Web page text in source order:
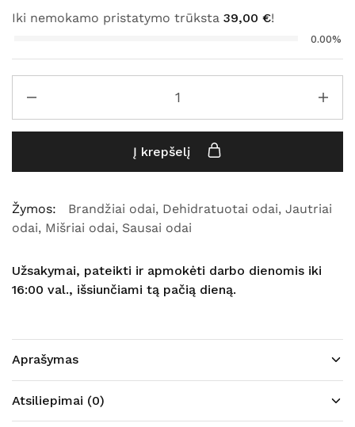
Iki nemokamo pristatymo trūksta 39,00 €!
0.00%
Į krepšelį
Žymos: Brandžiai odai, Dehidratuotai odai, Jautriai
odai, Mišriai odai, Sausai odai
Užsakymai, pateikti ir apmokėti darbo dienomis iki
16:00 val., išsiunčiami tą pačią dieną.
Aprašymas
Atsiliepimai (0)